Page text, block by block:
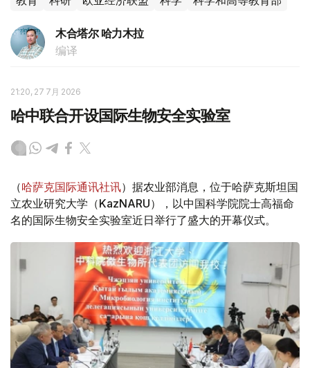
木合塔尔 哈力木拉
编译
21:20, 27 7月 2026
哈中联合开设国际生物安全实验室
（哈萨克国际通讯社讯）据农业部消息，位于哈萨克斯坦国
立农业研究大学（KazNARU），以中国科学院院士高福命
名的国际生物安全实验室近日举行了盛大的开幕仪式。